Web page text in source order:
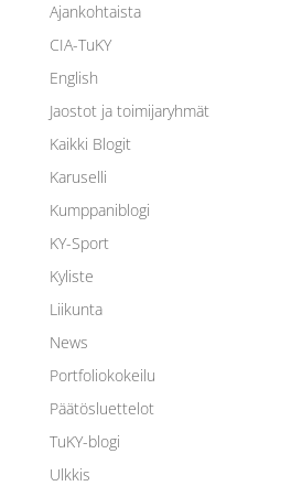
Ajankohtaista
CIA-TuKY
English
Jaostot ja toimijaryhmät
Kaikki Blogit
Karuselli
Kumppaniblogi
KY-Sport
Kyliste
Liikunta
News
Portfoliokokeilu
Päätösluettelot
TuKY-blogi
Ulkkis